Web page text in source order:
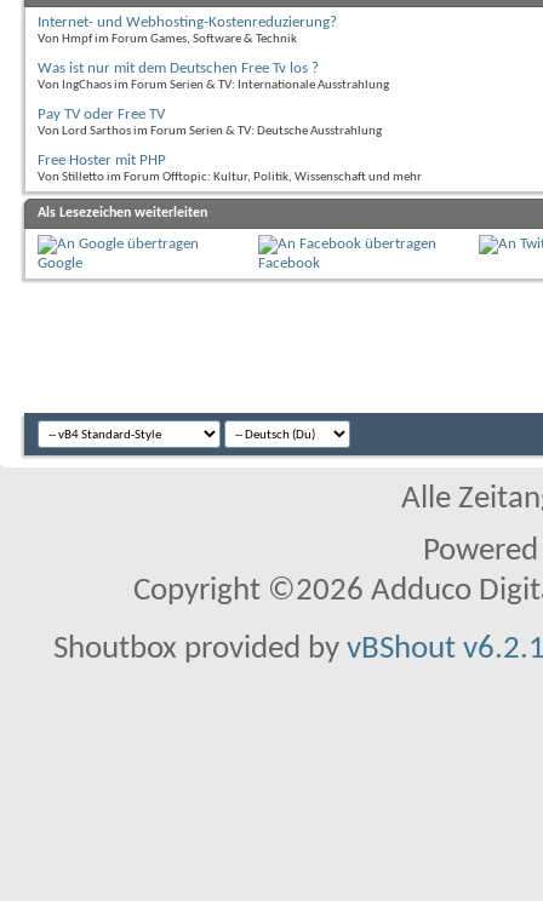
Internet- und Webhosting-Kostenreduzierung?
Von Hmpf im Forum Games, Software & Technik
Was ist nur mit dem Deutschen Free Tv los ?
Von IngChaos im Forum Serien & TV: Internationale Ausstrahlung
Pay TV oder Free TV
Von Lord Sarthos im Forum Serien & TV: Deutsche Ausstrahlung
Free Hoster mit PHP
Von Stilletto im Forum Offtopic: Kultur, Politik, Wissenschaft und mehr
Als Lesezeichen weiterleiten
Google Facebook
Alle
Copyright ©2026 Adduco
Shoutbox provided by vBShout